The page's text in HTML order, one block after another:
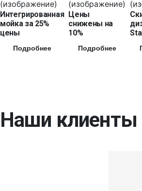
Интегрированная
мойка за 25%
цены
Подробнее
Цены
снижены на
10%
Подробнее
Наши клиенты